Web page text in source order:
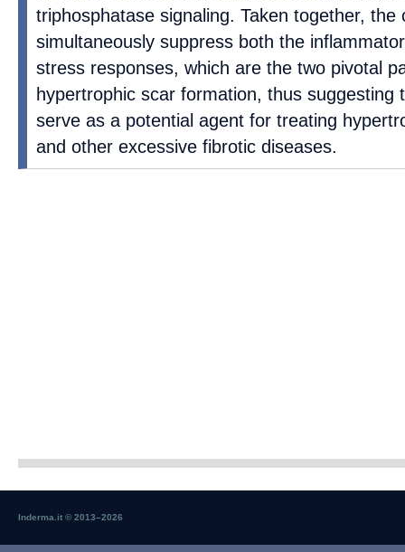
triphosphatase signaling. Taken together, the
simultaneously suppress both the
stress responses, which are the two pivotal
hypertrophic scar formation, thus suggesting
serve as a potential agent for treating
and other excessive fibrotic diseases.
Inderma.it © 2013–2026